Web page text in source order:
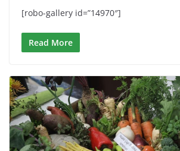
[robo-gallery id=”14970″]
Read More